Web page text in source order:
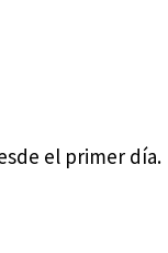
el primer día.